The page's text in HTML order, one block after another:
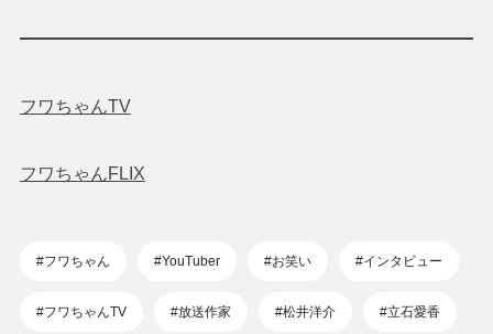
フワちゃんTV
フワちゃんFLIX
#フワちゃん #YouTuber #お笑い #インタビュー
#フワちゃんTV #放送作家 #松井洋介 #立石愛香